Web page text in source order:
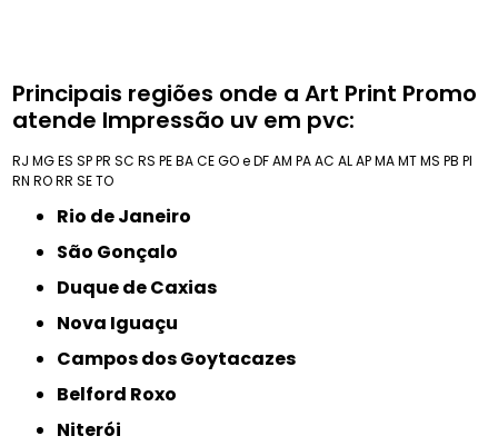
Principais regiões onde a Art Print Promo
atende Impressão uv em pvc:
RJ MGES SPPR SC RS PEBACEGO e DFAM PAAC ALAPMAMTMS PB PI
RN RORR SETO
Rio de Janeiro
São Gonçalo
Duque de Caxias
Nova Iguaçu
Campos dos Goytacazes
Belford Roxo
Niterói